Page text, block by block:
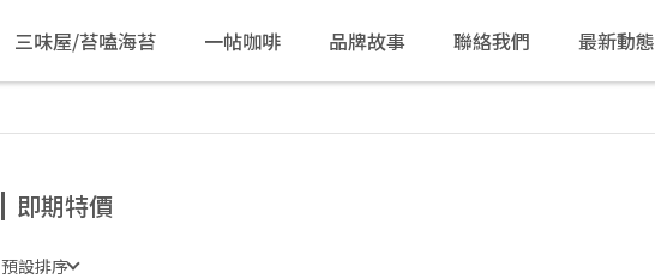
三味屋/苔嗑海苔 一帖咖啡 品牌故事 聯絡我們 最新動態
即期特價
預設排序